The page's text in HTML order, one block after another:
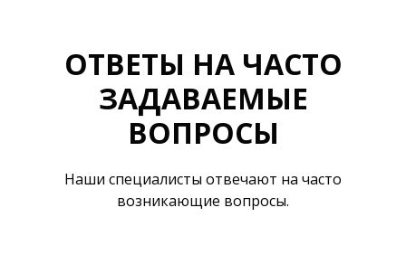
ОТВЕТЫ НА ЧАСТО
ЗАДАВАЕМЫЕ
ВОПРОСЫ
Наши специалисты отвечают на часто
возникающие вопросы.